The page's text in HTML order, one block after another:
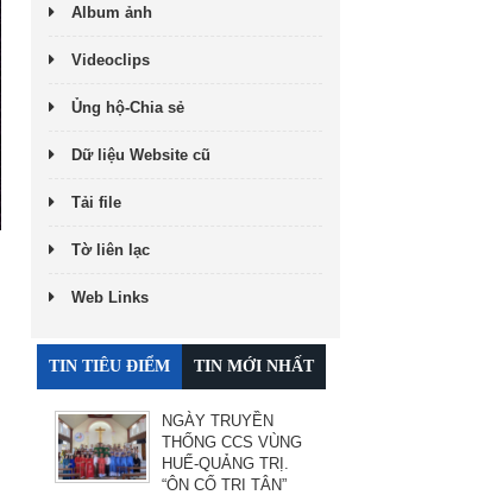
Album ảnh
Videoclips
Ủng hộ-Chia sẻ
Dữ liệu Website cũ
Tải file
Tờ liên lạc
Web Links
TIN TIÊU ĐIỂM TIN MỚI NHẤT
NGÀY TRUYỀN
THỐNG CCS VÙNG
HUẾ-QUẢNG TRỊ.
“ÔN CỐ TRI TÂN”